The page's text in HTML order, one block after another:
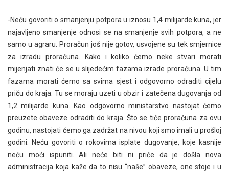
-Neću govoriti o smanjenju potpora u iznosu 1,4 milijarde kuna, jer
najavljeno smanjenje odnosi se na smanjenje svih potpora, a ne
samo u agraru. Proračun još nije gotov, usvojene su tek smjernice
za izradu proračuna. Kako i koliko ćemo neke stvari morati
mijenjati znati će se u slijedećim fazama izrade proračuna. U tim
fazama morati ćemo sa svima sjest i odgovorno odraditi cijelu
priču do kraja. Tu se moraju uzeti u obzir i zatečena dugovanja od
1,2 milijarde kuna. Kao odgovorno ministarstvo nastojat ćemo
preuzete obaveze odraditi do kraja. Što se tiče proračuna za ovu
godinu, nastojati ćemo ga zadržat na nivou koji smo imali u prošloj
godini. Neću govoriti o rokovima isplate dugovanje, koje kasnije
neću moći ispuniti. Ali neće biti ni priče da je došla nova
administracija koja kaže da to nisu “naše” obaveze, one stoje i u